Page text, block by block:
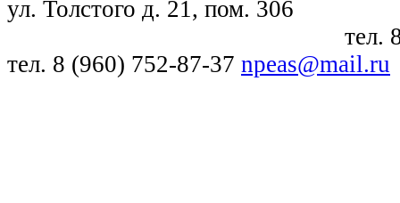
ул. Толстого д. 21, пом. 306
тел. 8 (391)
тел. 8 (960) 752-87-37 npeas@mail.ru